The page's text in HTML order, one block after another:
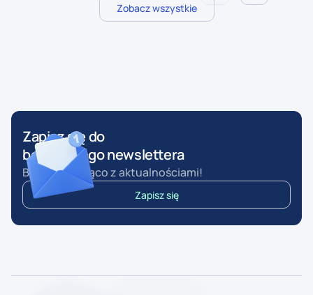
Zobacz wszystkie
Zapisz się do
bezpłatnego newslettera
Bądź na bieżąco z aktualnościami!
Zapisz się